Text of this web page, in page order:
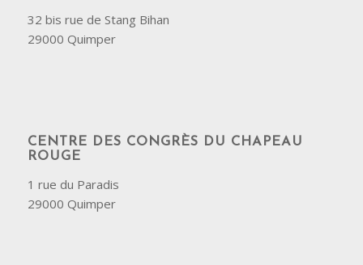
32 bis rue de Stang Bihan
29000 Quimper
CENTRE DES CONGRÈS DU CHAPEAU
ROUGE
1 rue du Paradis
29000 Quimper